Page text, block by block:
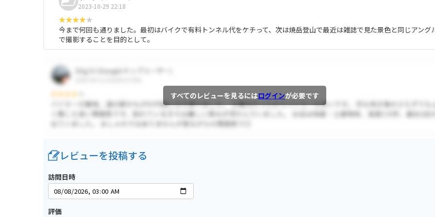
2023-10-29 22:18
今まで何回も通りました。最初はバイクで有料トンネル代をケチって、次は焼岳登山で最近は雑誌で見た景色と同じアング
で撮影することを目的として。
すべてのレビューを見るにはログインが必要です
レビューを投稿する
訪問日時
評価